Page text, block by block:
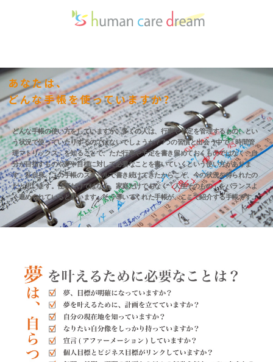
あなたは、
どんな手帳を使っていますか?
どんな手帳の使い方をしていますか。多くの人は、行事や予定を管理するもの、とい
う状況で使っていたりするのではないでしょうか？7つの習慣と出会う中で「時間管
理マトリックス」を知ることで、ただ行事や予定を書き留めておくものではなく、自
分が目指すものや夢や目標に対して必要なことを書いていくという使い方がありま
す。私自身、この手帳のスタイルで書き続けてきたからこそ、今の状況を得られたの
だと思います。仕事だけではなく、家庭だけでもなく「人生そのもの」をバランスよ
く進められていると思います。そう導いてくれた手帳が、ここで紹介する手帳です。